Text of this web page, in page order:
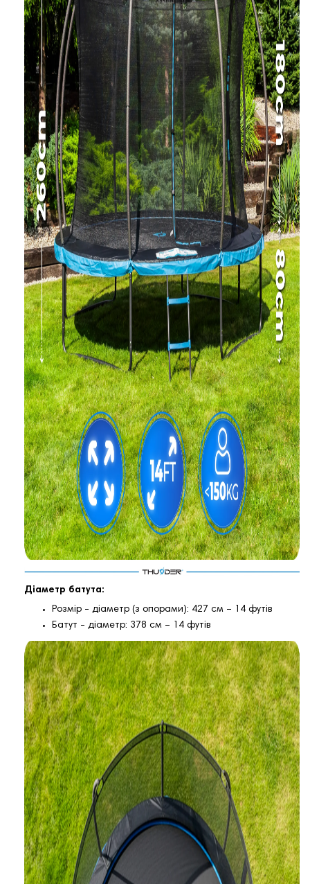
Діаметр батута:
Розмір - діаметр (з опорами): 427 см – 14 футів
Батут - діаметр: 378 см – 14 футів